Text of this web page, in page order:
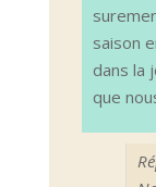
saison
dans la
que